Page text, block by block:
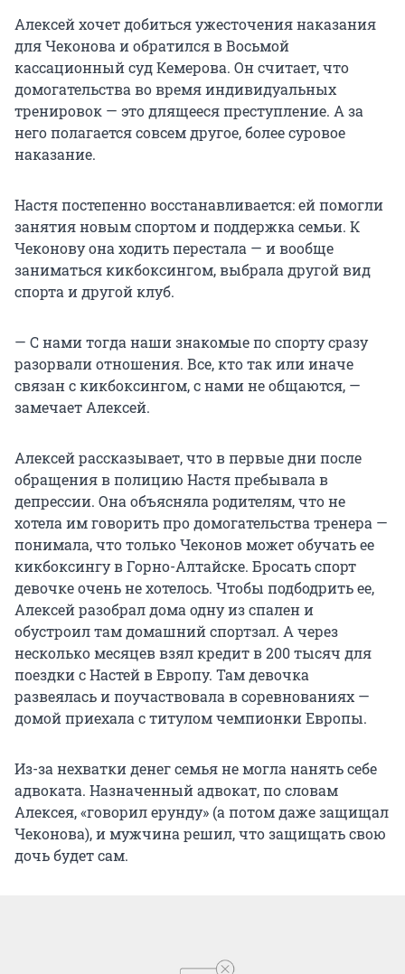
Алексей хочет добиться ужесточения наказания
для Чеконова и обратился в Восьмой
кассационный суд Кемерова. Он считает, что
домогательства во время индивидуальных
тренировок — это длящееся преступление. А за
него полагается совсем другое, более суровое
наказание.
Настя постепенно восстанавливается: ей помогли
занятия новым спортом и поддержка семьи. К
Чеконову она ходить перестала — и вообще
заниматься кикбоксингом, выбрала другой вид
спорта и другой клуб.
— С нами тогда наши знакомые по спорту сразу
разорвали отношения. Все, кто так или иначе
связан с кикбоксингом, с нами не общаются, —
замечает Алексей.
Алексей рассказывает, что в первые дни после
обращения в полицию Настя пребывала в
депрессии. Она объясняла родителям, что не
хотела им говорить про домогательства тренера —
понимала, что только Чеконов может обучать ее
кикбоксингу в Горно-Алтайске. Бросать спорт
девочке очень не хотелось. Чтобы подбодрить ее,
Алексей разобрал дома одну из спален и
обустроил там домашний спортзал. А через
несколько месяцев взял кредит в 200 тысяч для
поездки с Настей в Европу. Там девочка
развеялась и поучаствовала в соревнованиях —
домой приехала с титулом чемпионки Европы.
Из-за нехватки денег семья не могла нанять себе
адвоката. Назначенный адвокат, по словам
Алексея, «говорил ерунду» (а потом даже защищал
Чеконова), и мужчина решил, что защищать свою
дочь будет сам.